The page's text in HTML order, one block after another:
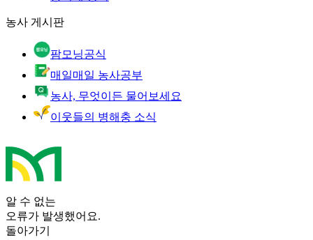
농사 게시판
팜모닝공식
매일매일 농사공부
농사, 무엇이든 물어보세요
이웃들의 병해충 소식
알 수 없는
오류가 발생했어요.
돌아가기